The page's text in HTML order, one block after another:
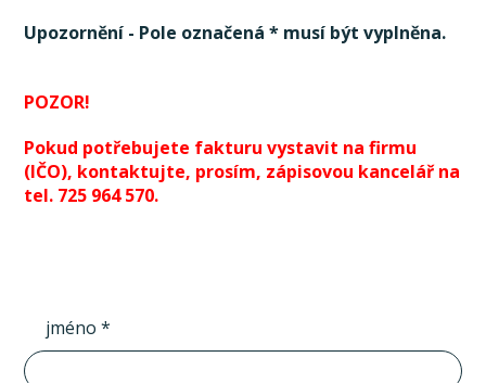
Upozornění - Pole označená * musí být vyplněna.
POZOR!
Pokud potřebujete fakturu vystavit na firmu
(IČO), kontaktujte, prosím, zápisovou kancelář na
tel. 725 964 570.
jméno *